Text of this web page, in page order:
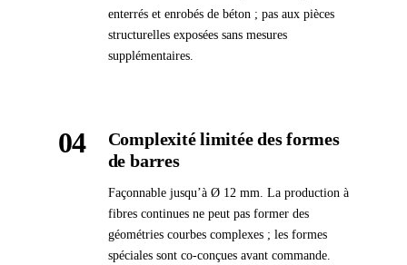
enterrés et enrobés de béton ; pas aux pièces
structurelles exposées sans mesures
supplémentaires.
04
Complexité limitée des formes
de barres
Façonnable jusqu’à Ø 12 mm. La production à
fibres continues ne peut pas former des
géométries courbes complexes ; les formes
spéciales sont co-conçues avant commande.